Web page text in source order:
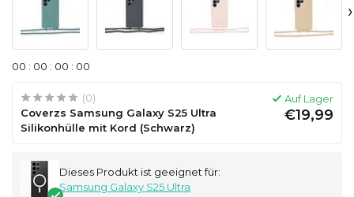
›
00 : 00 : 00 : 00
(0)
Coverzs Samsung Galaxy S25 Ultra
Silikonhülle mit Kord (Schwarz)
Auf Lager
€19,99
Dieses Produkt ist geeignet für:
Samsung Galaxy S25 Ultra